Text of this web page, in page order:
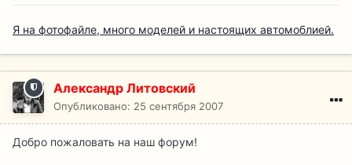
Я на фотофайле, много моделей и настоящих автомоблией.
Александр Литовский
Опубликовано: 25 сентября 2007
Добро пожаловать на наш форум!